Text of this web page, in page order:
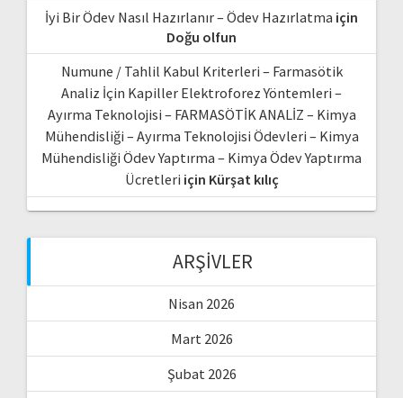
İyi Bir Ödev Nasıl Hazırlanır – Ödev Hazırlatma için
Doğu olfun
Numune / Tahlil Kabul Kriterleri – Farmasötik
Analiz İçin Kapiller Elektroforez Yöntemleri –
Ayırma Teknolojisi – FARMASÖTİK ANALİZ – Kimya
Mühendisliği – Ayırma Teknolojisi Ödevleri – Kimya
Mühendisliği Ödev Yaptırma – Kimya Ödev Yaptırma
Ücretleri için Kürşat kılıç
ARŞIVLER
Nisan 2026
Mart 2026
Şubat 2026